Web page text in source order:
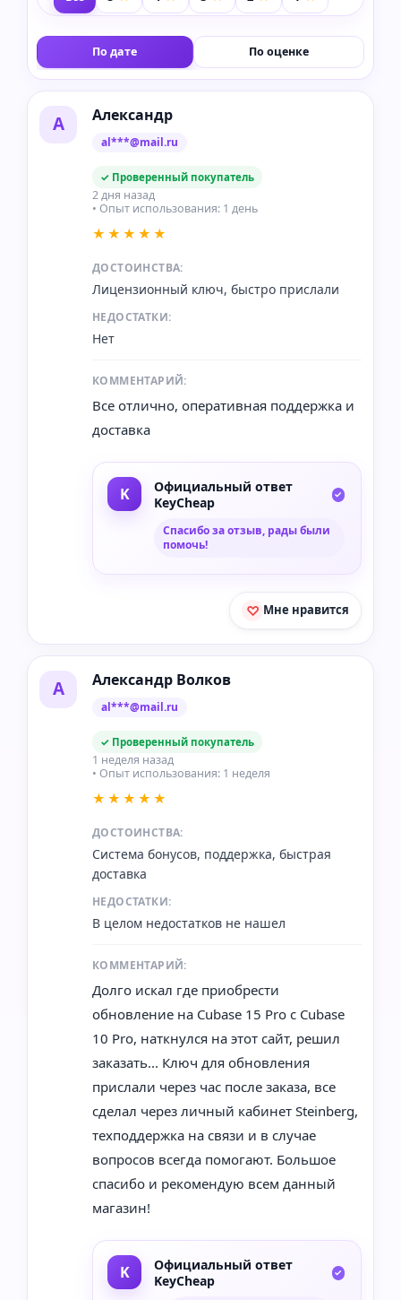
По дате По оценке
А Александр
al***@mail.ru
✓ Проверенный покупатель
2 дня назад
• Опыт использования: 1 день
★★★★★
ДОСТОИНСТВА:
Лицензионный ключ, быстро прислали
НЕДОСТАТКИ:
Нет
КОММЕНТАРИЙ:
Все отлично, оперативная поддержка и
доставка
Официальный ответ
KeyCheap
Спасибо за отзыв, рады были
помочь!
Мне нравится
А Александр Волков
al***@mail.ru
✓ Проверенный покупатель
1 неделя назад
• Опыт использования: 1 неделя
★★★★★
ДОСТОИНСТВА:
Система бонусов, поддержка, быстрая
доставка
НЕДОСТАТКИ:
В целом недостатков не нашел
КОММЕНТАРИЙ:
Долго искал где приобрести
обновление на Cubase 15 Pro с Cubase
10 Pro, наткнулся на этот сайт, решил
заказать... Ключ для обновления
прислали через час после заказа, все
сделал через личный кабинет Steinberg,
техподдержка на связи и в случае
вопросов всегда помогают. Большое
спасибо и рекомендую всем данный
магазин!
Официальный ответ
KeyCheap